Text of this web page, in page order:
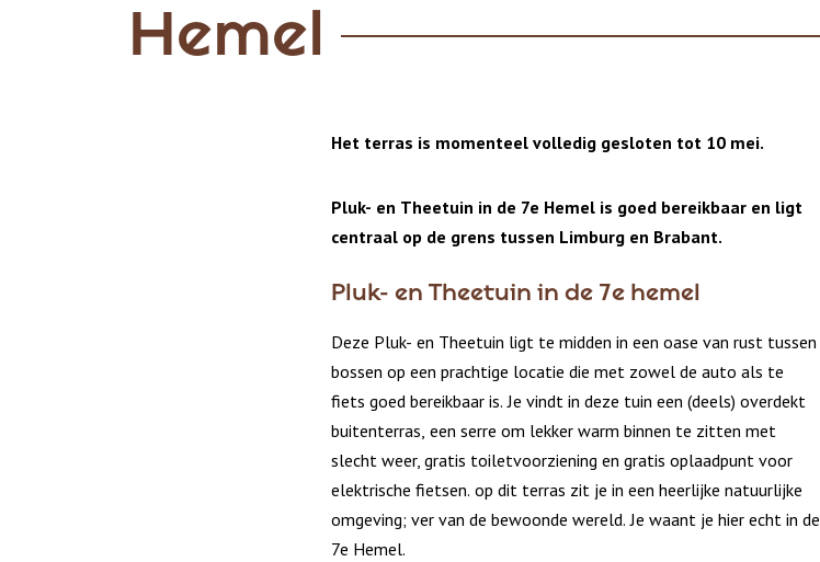
Hemel
Het terras is momenteel volledig gesloten tot 10 mei.
Pluk- en Theetuin in de 7e Hemel is goed bereikbaar en ligt
centraal op de grens tussen Limburg en Brabant.
Pluk- en Theetuin in de 7e hemel
Deze Pluk- en Theetuin ligt te midden in een oase van rust tussen
bossen op een prachtige locatie die met zowel de auto als te
fiets goed bereikbaar is. Je vindt in deze tuin een (deels) overdekt
buitenterras, een serre om lekker warm binnen te zitten met
slecht weer, gratis toiletvoorziening en gratis oplaadpunt voor
elektrische fietsen. op dit terras zit je in een heerlijke natuurlijke
omgeving; ver van de bewoonde wereld. Je waant je hier echt in de
7e Hemel.